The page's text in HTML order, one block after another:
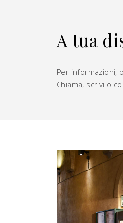
A tua
Per informazioni,
Chiama, scrivi o